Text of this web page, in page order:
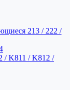
213 / 222 /
/ K811 / K812 /